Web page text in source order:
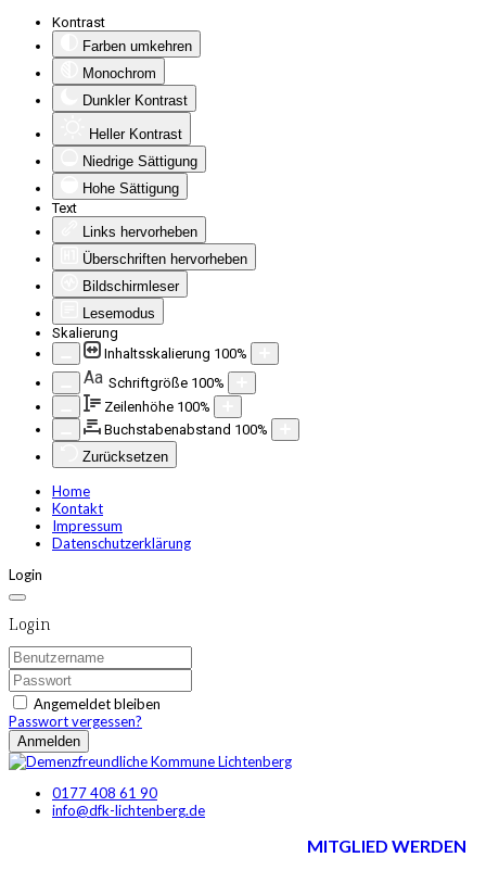
Kontrast
Farben umkehren
Monochrom
Dunkler Kontrast
Heller Kontrast
Niedrige Sättigung
Hohe Sättigung
Text
Links hervorheben
Überschriften hervorheben
Bildschirmleser
Lesemodus
Skalierung
Inhaltsskalierung 100%
Aa Schriftgröße 100%
Zeilenhöhe 100%
Buchstabenabstand 100%
Zurücksetzen
Home
Kontakt
Impressum
Datenschutzerklärung
Login
Login
Angemeldet bleiben
Passwort vergessen?
Anmelden
0177 408 61 90
info@dfk-lichtenberg.de
MITGLIED WERDEN